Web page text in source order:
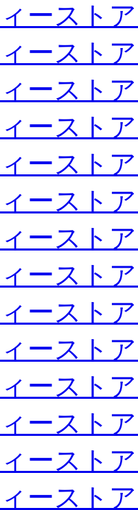
ースト
ースト
ースト
ースト
ースト
ースト
ースト
ースト
ースト
ースト
ースト
ースト
ースト
ースト